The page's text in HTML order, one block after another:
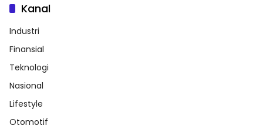
Kanal
Industri
Finansial
Teknologi
Nasional
Lifestyle
Otomotif